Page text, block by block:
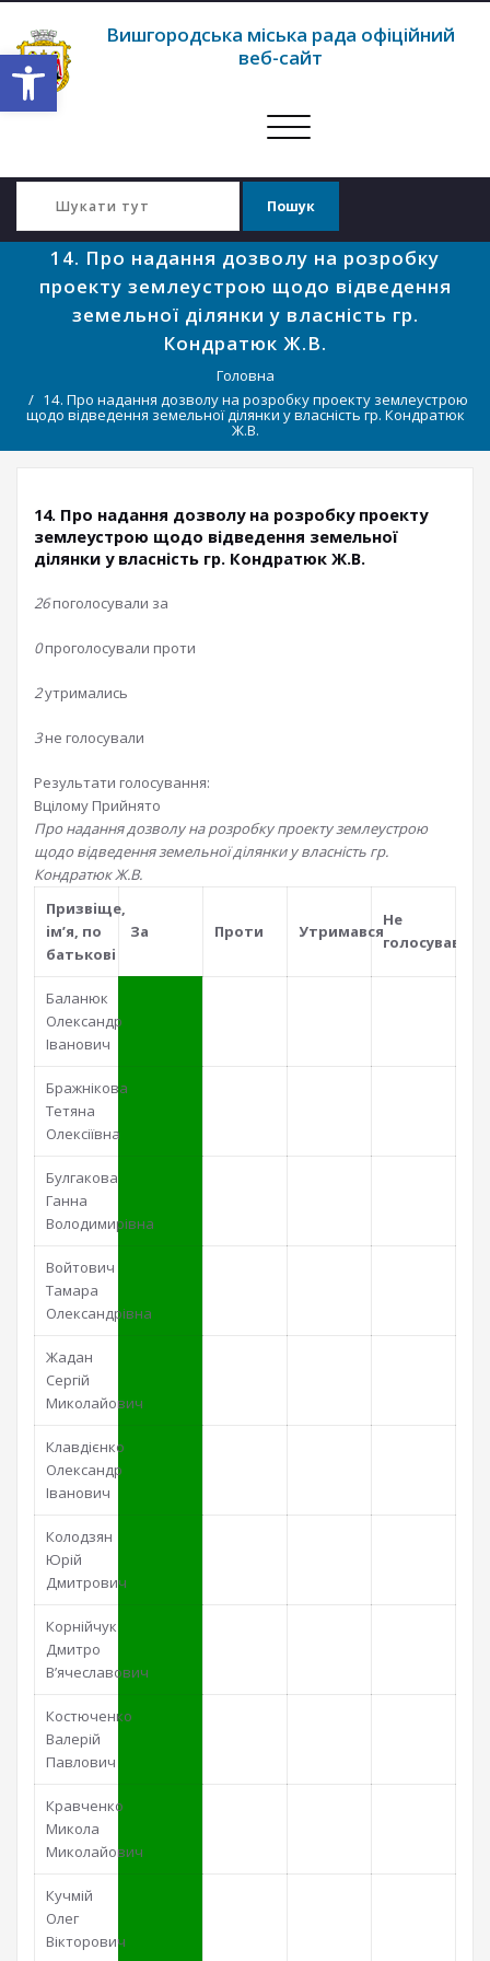
Відкрити Панель інструментів
Вишгородська міська рада офіційний
веб-сайт
Перемкнути
14. Про надання дозволу на розробку
проекту землеустрою щодо відведення
земельної ділянки у власність гр.
Кондратюк Ж.В.
Головна
14. Про надання дозволу на розробку проекту землеустрою
щодо відведення земельної ділянки у власність гр. Кондратюк
Ж.В.
14. Про надання дозволу на розробку проекту
землеустрою щодо відведення земельної
ділянки у власність гр. Кондратюк Ж.В.
26поголосували за
0проголосували проти
2утримались
3не голосували
Результати голосування:
Вцілому Прийнято
Про надання дозволу на розробку проекту землеустрою
щодо відведення земельної ділянки у власність гр.
Кондратюк Ж.В.
Призвiще,
iм’я, по
батьковi
За Проти Утримався
Не
голосував
Баланюк
Олександр
Іванович
Бражнікова
Тетяна
Олексіївна
Булгакова
Ганна
Володимирівна
Войтович
Тамара
Олександрівна
Жадан
Сергій
Миколайович
Клавдієнко
Олександр
Іванович
Колодзян
Юрій
Дмитрович
Корнійчук
Дмитро
В’ячеславович
Костюченко
Валерій
Павлович
Кравченко
Микола
Миколайович
Кучмій
Олег
Вікторович